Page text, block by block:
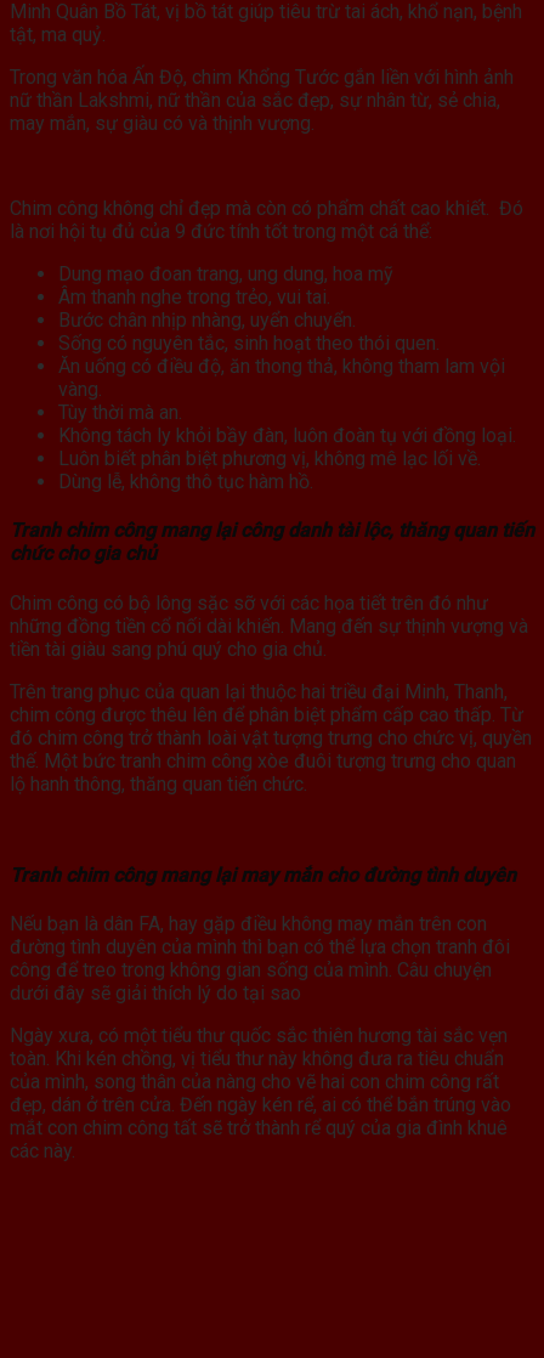
Minh Quân Bồ Tát, vị bồ tát giúp tiêu trừ tai ách, khổ nạn, bệnh
tật, ma quỷ.
Trong văn hóa Ấn Độ, chim Khổng Tước gắn liền với hình ảnh
nữ thần Lakshmi, nữ thần của sắc đẹp, sự nhân từ, sẻ chia,
may mắn, sự giàu có và thịnh vượng.
Chim công không chỉ đẹp mà còn có phẩm chất cao khiết. Đó
là nơi hội tụ đủ của 9 đức tính tốt trong một cá thể:
Dung mạo đoan trang, ung dung, hoa mỹ
Âm thanh nghe trong trẻo, vui tai.
Bước chân nhịp nhàng, uyển chuyển.
Sống có nguyên tắc, sinh hoạt theo thói quen.
Ăn uống có điều độ, ăn thong thả, không tham lam vội
vàng.
Tùy thời mà an.
Không tách ly khỏi bầy đàn, luôn đoàn tụ với đồng loại.
Luôn biết phân biệt phương vị, không mê lạc lối về.
Dùng lễ, không thô tục hàm hồ.
Tranh chim công mang lại công danh tài lộc, thăng quan tiến
chức cho gia chủ
Chim công có bộ lông sặc sỡ với các họa tiết trên đó như
những đồng tiền cổ nối dài khiến. Mang đến sự thịnh vượng và
tiền tài giàu sang phú quý cho gia chủ.
Trên trang phục của quan lại thuộc hai triều đại Minh, Thanh,
chim công được thêu lên để phân biệt phẩm cấp cao thấp. Từ
đó chim công trở thành loài vật tượng trưng cho chức vị, quyền
thế. Một bức tranh chim công xòe đuôi tượng trưng cho quan
lộ hanh thông, thăng quan tiến chức.
Tranh chim công mang lại may mắn cho đường tình duyên
Nếu bạn là dân FA, hay gặp điều không may mắn trên con
đường tình duyên của mình thì bạn có thể lựa chọn tranh đôi
công để treo trong không gian sống của mình. Câu chuyện
dưới đây sẽ giải thích lý do tại sao
Ngày xưa, có một tiểu thư quốc sắc thiên hương tài sắc vẹn
toàn. Khi kén chồng, vị tiểu thư này không đưa ra tiêu chuẩn
của mình, song thân của nàng cho vẽ hai con chim công rất
đẹp, dán ở trên cửa. Đến ngày kén rể, ai có thể bắn trúng vào
mắt con chim công tất sẽ trở thành rể quý của gia đình khuê
các này.